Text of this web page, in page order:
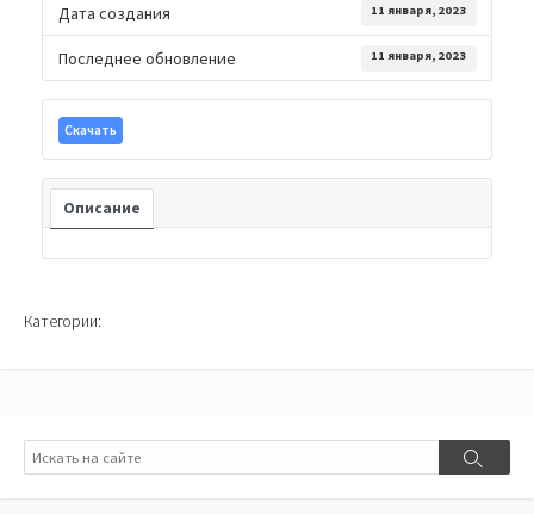
Дата создания 11 января, 2023
Последнее обновление 11 января, 2023
Скачать
Описание
Категории:
Поиск
Поиск